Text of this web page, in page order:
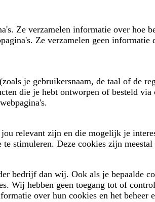
Ze verzamelen informatie over hoe
Ze verzamelen geen
je gebruikersnaam, de taal of de
die je hebt ontworpen of besteld
relevant zijn en die mogelijk je
stimuleren. Deze cookies zijn meestal
bedrijf dan wij. Ook als je bepaalde
Wij hebben geen toegang tot of
over hun cookies en het beheer